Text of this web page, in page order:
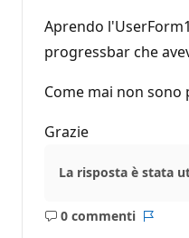
Aprendo
progressbar che
Come mai non sono
Grazie
La risposta è stata
0 commenti
Nessun